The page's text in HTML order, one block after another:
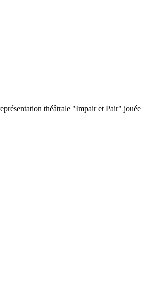
théâtrale "Impair et Pair" jouée